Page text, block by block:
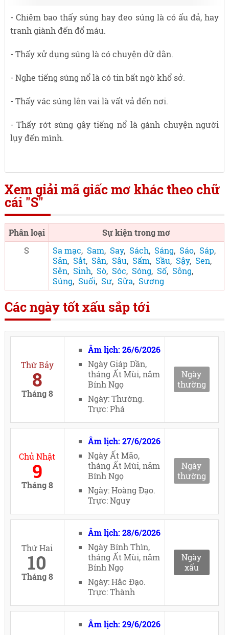
- Chiêm bao thấy súng hay đeo súng là có ấu đả, hay
tranh giành đến đổ máu.
- Thấy xử dụng súng là có chuyện dữ dằn.
- Nghe tiếng súng nổ là có tin bất ngờ khổ sở.
- Thấy vác súng lên vai là vất vả đến nơi.
- Thấy rớt súng gây tiếng nổ là gánh chuyện người
lụy đến mình.
Xem giải mã giấc mơ khác theo chữ
cái "S"
Phân loại
Sự kiện trong mơ
S
Sa mạc, Sam, Say, Sách, Sáng, Sáo, Sáp,
Săn, Sắt, Sân, Sâu, Sấm, Sầu, Sậy, Sen,
Sên, Sinh, Sò, Sóc, Sóng, Số, Sông,
Súng, Suối, Sư, Sữa, Sương
Các ngày tốt xấu sắp tới
Thứ Bảy
8
Tháng 8
Âm lịch: 26/6/2026
Ngày Giáp Dần,
tháng Ất Mùi, năm
Bính Ngọ
Ngày: Thường.
Trực: Phá
Ngày
thường
Chủ Nhật
9
Tháng 8
Âm lịch: 27/6/2026
Ngày Ất Mão,
tháng Ất Mùi, năm
Bính Ngọ
Ngày: Hoàng Đạo.
Trực: Nguy
Ngày
thường
Thứ Hai
10
Tháng 8
Âm lịch: 28/6/2026
Ngày Bính Thìn,
tháng Ất Mùi, năm
Bính Ngọ
Ngày: Hắc Đạo.
Trực: Thành
Ngày
xấu
Âm lịch: 29/6/2026